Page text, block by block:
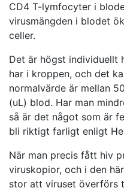
CD4 T-lymfocyter i
virusmängden i blodet
celler.
Det är högst individuellt
har i kroppen, och det
normalvärde är mellan
(uL) blod. Har man
så är det något som är
bli riktigt farligt enligt
När man precis fått hiv
viruskopior, och i den
stor att viruset överförs